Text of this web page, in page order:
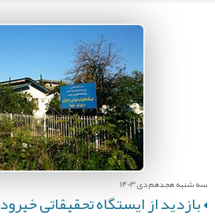
سه شنبه هجدهم دی 1403
بازدید از ایستگاه تحقیقاتی خیرود